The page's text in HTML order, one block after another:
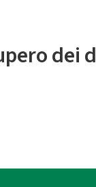
dei